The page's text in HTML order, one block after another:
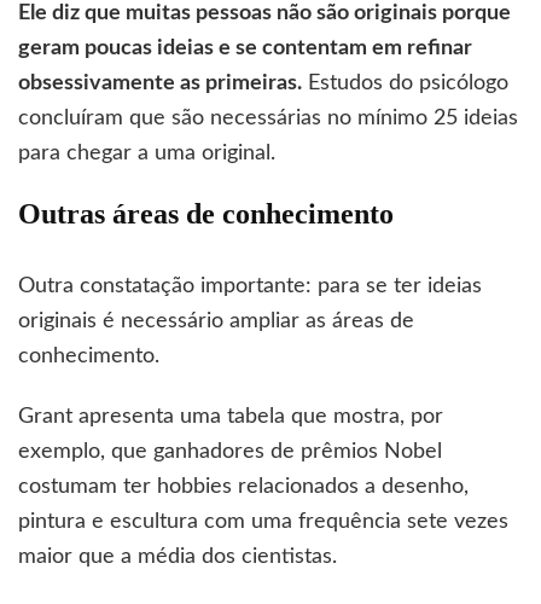
Ele diz que muitas pessoas não são originais porque
geram poucas ideias e se contentam em refinar
obsessivamente as primeiras. Estudos do psicólogo
concluíram que são necessárias no mínimo 25 ideias
para chegar a uma original.
Outras áreas de conhecimento
Outra constatação importante: para se ter ideias
originais é necessário ampliar as áreas de
conhecimento.
Grant apresenta uma tabela que mostra, por
exemplo, que ganhadores de prêmios Nobel
costumam ter hobbies relacionados a desenho,
pintura e escultura com uma frequência sete vezes
maior que a média dos cientistas.